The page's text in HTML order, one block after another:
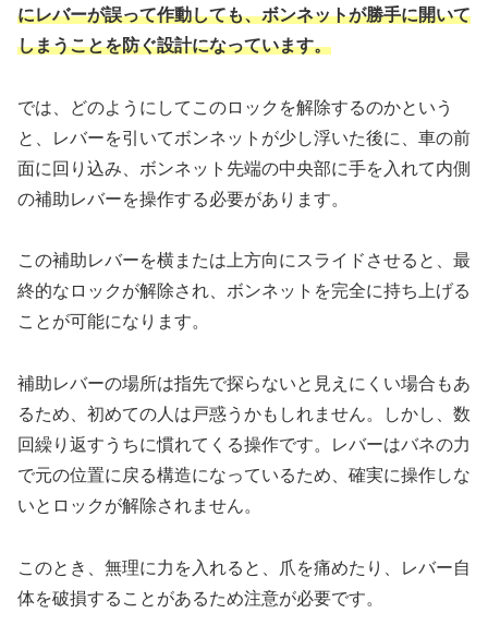
にレバーが誤って作動しても、ボンネットが勝手に開いて
しまうことを防ぐ設計になっています。
では、どのようにしてこのロックを解除するのかという
と、レバーを引いてボンネットが少し浮いた後に、車の前
面に回り込み、ボンネット先端の中央部に手を入れて内側
の補助レバーを操作する必要があります。
この補助レバーを横または上方向にスライドさせると、最
終的なロックが解除され、ボンネットを完全に持ち上げる
ことが可能になります。
補助レバーの場所は指先で探らないと見えにくい場合もあ
るため、初めての人は戸惑うかもしれません。しかし、数
回繰り返すうちに慣れてくる操作です。レバーはバネの力
で元の位置に戻る構造になっているため、確実に操作しな
いとロックが解除されません。
このとき、無理に力を入れると、爪を痛めたり、レバー自
体を破損することがあるため注意が必要です。